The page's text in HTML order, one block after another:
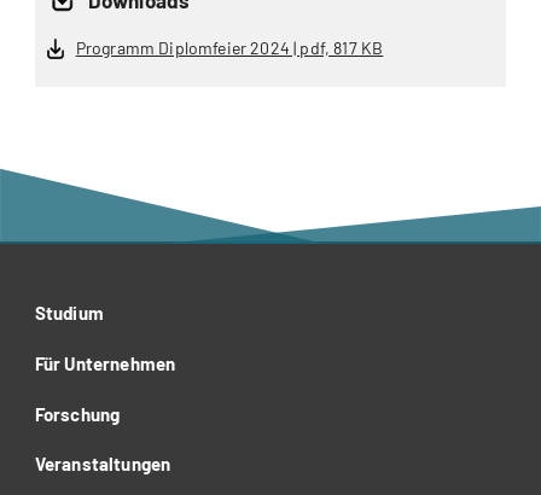
Programm Diplomfeier 2024 | pdf, 817 KB
Studium
Für Unternehmen
Forschung
Veranstaltungen